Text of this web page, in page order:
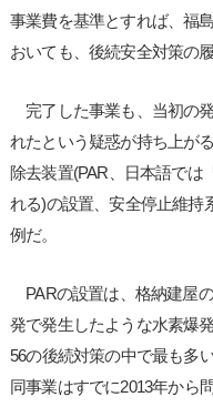
事業費を基準とすれば、福
おいても、後続安全対策の
完了した事業も、当初の
れたという疑惑が持ち上が
除去装置(PAR、日本語では
れる)の設置、安全停止維持
例だ。
PARの設置は、格納建屋
発で発生したような水素爆
56の後続対策の中で最も多
同事業はすでに2013年から